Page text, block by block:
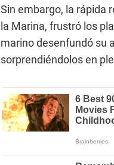
Sin embargo, la rápida
la Marina, frustró los
marino desenfundó su
sorprendiéndolos en